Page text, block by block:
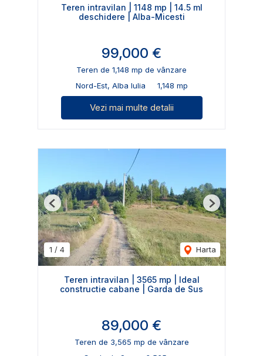
Teren intravilan | 1148 mp | 14.5 ml
deschidere | Alba-Micesti
99,000 €
Teren de 1,148 mp de vânzare
Nord-Est, Alba Iulia
1,148 mp
Vezi mai multe detalii
1 / 4 Harta
Previous Next
Teren intravilan | 3565 mp | Ideal
constructie cabane | Garda de Sus
89,000 €
Teren de 3,565 mp de vânzare